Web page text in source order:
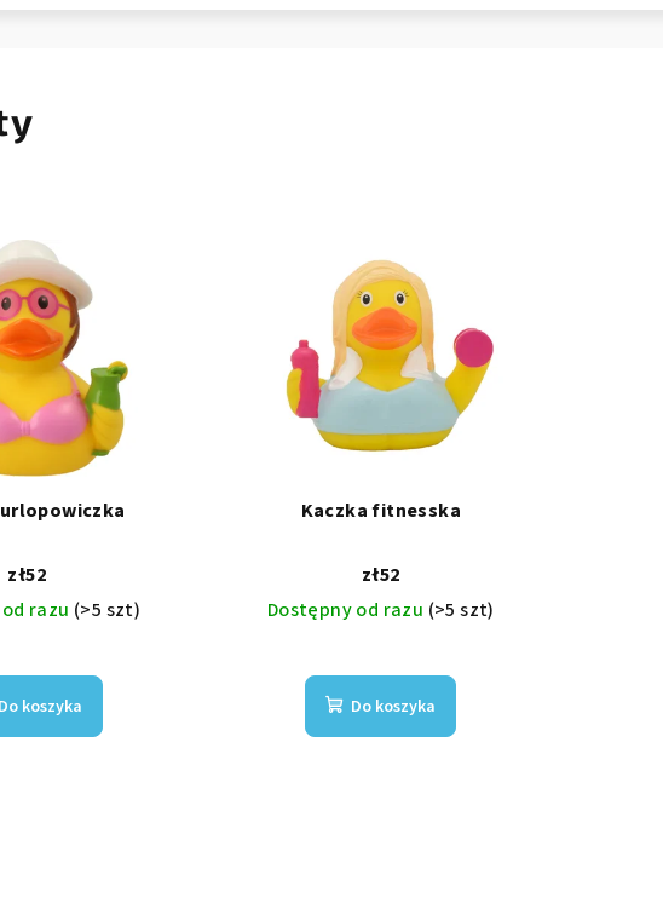
zł52
razu (>5 szt)
Do koszyka
Kaczka fitnesska
zł52
Dostępny od razu (>5 szt)
Do koszyka